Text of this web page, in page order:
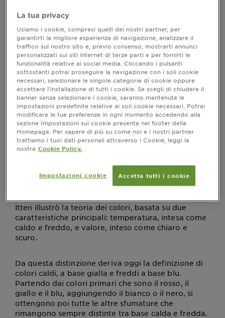
C’è chi adora il verde, chi preferisce il nero, chi si trova
a suo agio con la scala del rosso, chi non si scosta dai
toni del grigio e chi invece predilige il blu.
L’armocromia è l’analisi del colore, intesa proprio
comeanalisi del colore personale. Dall’abbigliamento
al make-up fino al colore dei capelli, l’armocromia ti
aiuta a decidere le tonalità che più ti si addicono.
Scopri nell’articolo che segue tutto quello che c’è da
sapere sull’argomento e come arrivare anche alla
scelta della tinta per capelli che fa per te.
Che cos’è l’armocromia
armocromia significa armonia dei
, un termine utilizzato per la prima volta nel
1961 da Johannes Itten, docente della Bauhaus
Itten illustrò la teoria dei colori, basata su due
caratteristiche principali: temperatura, intesa come
caldo e freddo, e valore, inteso come chiaro e
scuro.
Da questa distinzione deriva oggi la definizione di
colori caldi, a base gialla e freddi a base blu.
Partendo dai colori primari che sono il rosso, il
giallo e il blu, aggiungendo il bianco o il nero, si
ottengono poi tutte le altre sfumature che
rimangono sempre distinte tra base calda e fredda.
La tua privacy
Usiamo i cookie, compresi quelli dei nostri partner, per
garantirti la migliore esperienza di navigazione, analizzare il
traffico sul nostro sito e, previo consenso, mostrarti annunci
personalizzati sui siti internet di terze parti e per fornirti le
funzionalità relative ai social media. Cliccando i pulsanti
sottostanti potrai proseguire la navigazione con i soli cookie
necessari, selezionare le singole categorie di cookie oppure
accettare l’installazione di tutti i cookie. Se scegli di chiudere il
banner senza selezionare i cookie, saranno mantenute le
impostazioni predefinite relative ai soli cookie necessari. Potrai
modificare le tue preferenze in ogni momento accedendo alla
sezione Impostazioni sui cookie presente nel footer della
Homepage. Per sapere di più su come noi e i nostri partner
trattiamo i tuoi dati personali attraverso i Cookie, leggi la
nostra Cookie Policy.
Impostazioni cookie Accetta tutti i cookie